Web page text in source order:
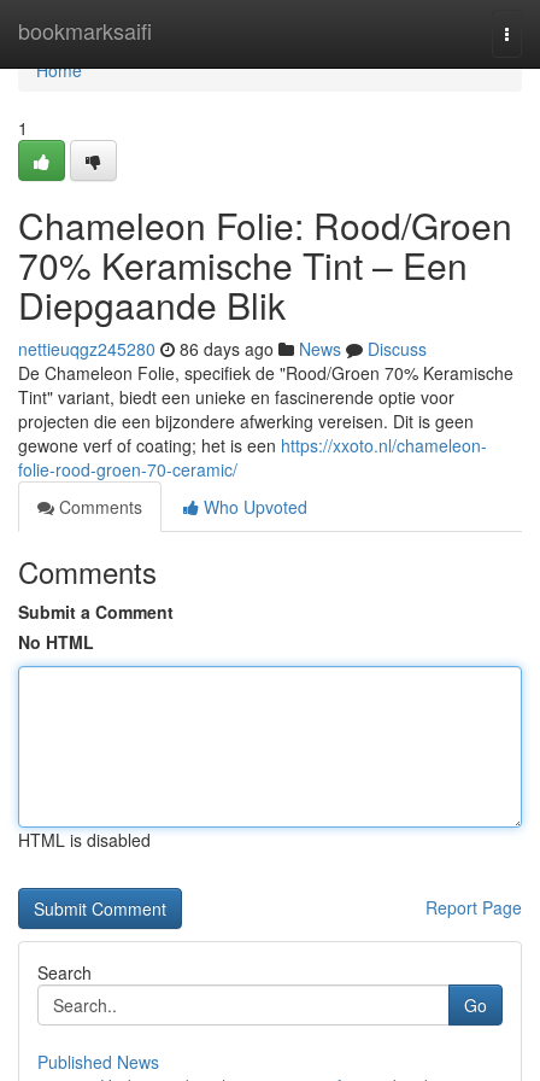
bookmarksaifi
Home
Home
1
Chameleon Folie: Rood/Groen
70% Keramische Tint – Een
Diepgaande Blik
nettieuqgz245280 86 days ago News
Discuss
De Chameleon Folie, specifiek de "Rood/Groen 70% Keramische
Tint" variant, biedt een unieke en fascinerende optie voor
projecten die een bijzondere afwerking vereisen. Dit is geen
gewone verf of coating; het is een https://xxoto.nl/chameleon-
folie-rood-groen-70-ceramic/
Comments
Who Upvoted
Comments
Submit a Comment
No HTML
HTML is disabled
Report Page
Search
Go
Published News